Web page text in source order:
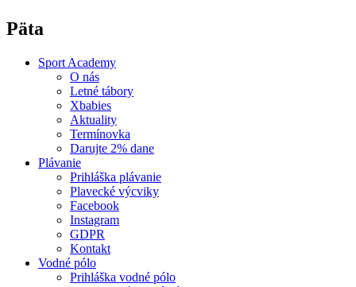
Päta
Sport Academy
O nás
Letné tábory
Xbabies
Aktuality
Termínovka
Darujte 2% dane
Plávanie
Prihláška plávanie
Plavecké výcviky
Facebook
Instagram
GDPR
Kontakt
Vodné pólo
Prihláška vodné pólo